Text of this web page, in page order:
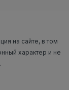
на сайте, в том
характер и не